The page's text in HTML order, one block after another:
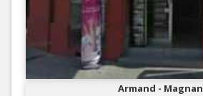
Armand - Magnan